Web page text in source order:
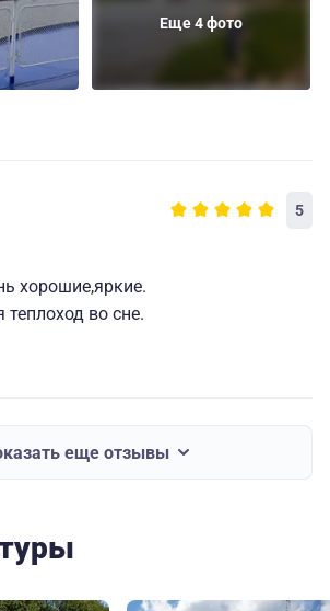
Еще 4 фото
5
хорошие,яркие.
теплоход во сне.
еще отзывы